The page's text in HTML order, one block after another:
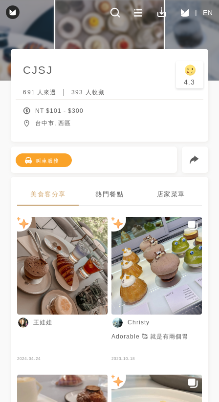
EN
CJSJ
4.3
691 人來過 393 人收藏
NT $101 - $300
台中市, 西區
叫車服務
美食客分享 熱門餐點 店家菜單
王娃娃
2024-04-24
Christy
Adorable 🥰 就是有兩個胃
2023-10-18